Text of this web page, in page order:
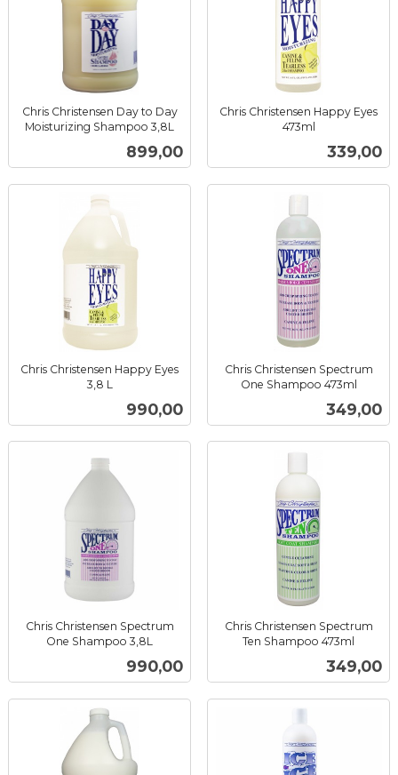
Chris Christensen Day to Day
Moisturizing Shampoo 3,8L
Pris
899,00
Chris Christensen Happy Eyes
473ml
Pris
339,00
Chris Christensen Happy Eyes
3,8 L
Pris
990,00
Chris Christensen Spectrum
One Shampoo 473ml
Pris
349,00
Chris Christensen Spectrum
One Shampoo 3,8L
Pris
990,00
Chris Christensen Spectrum
Ten Shampoo 473ml
Pris
349,00